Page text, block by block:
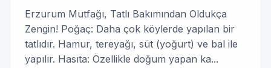
Erzurum Mutfağı, Tatlı Bakımından Oldukça
Zengin! Poğaç: Daha çok köylerde yapılan bir
tatlıdır. Hamur, tereyağı, süt (yoğurt) ve bal ile
yapılır. Hasıta: Özellikle doğum yapan ka...